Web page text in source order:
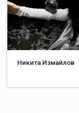
Никита Измайлов